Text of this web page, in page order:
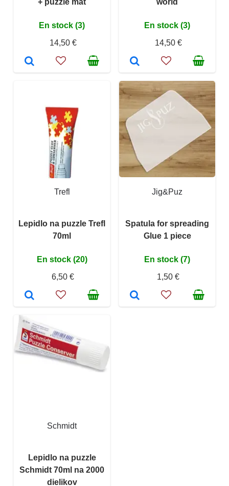
+ puzzle mat
En stock (3)
14,50 €
world
En stock (3)
14,50 €
Trefl
Lepidlo na puzzle Trefl
70ml
En stock (20)
6,50 €
Jig&Puz
Spatula for spreading
Glue 1 piece
En stock (7)
1,50 €
Schmidt
Lepidlo na puzzle
Schmidt 70ml na 2000
dielikov